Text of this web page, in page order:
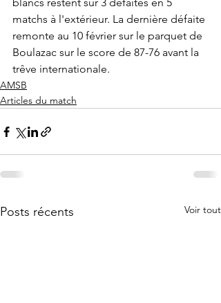
blancs restent sur 3 défaites en 5
matchs à l'extérieur. La dernière défaite
remonte au 10 février sur le parquet de
Boulazac sur le score de 87-76 avant la
trêve internationale.
AMSB
Articles du match
Posts récents Voir tout